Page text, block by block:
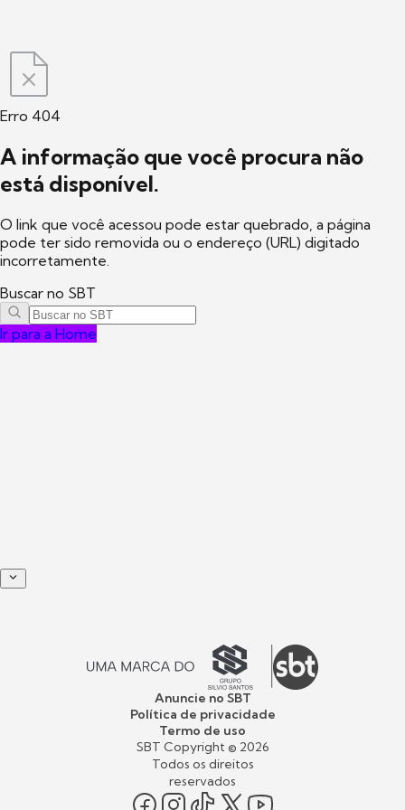
Erro 404
A informação que você procura não
está disponível.
O link que você acessou pode estar quebrado, a página
pode ter sido removida ou o endereço (URL) digitado
incorretamente.
Buscar no SBT
Ir para a Home
Anuncie no SBT
Política de privacidade
Termo de uso
SBT Copyright © 2026
Todos os direitos
reservados